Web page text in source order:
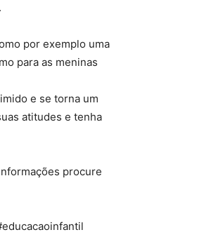
por exemplo uma
para as meninas
e se torna um
atitudes e tenha
procure